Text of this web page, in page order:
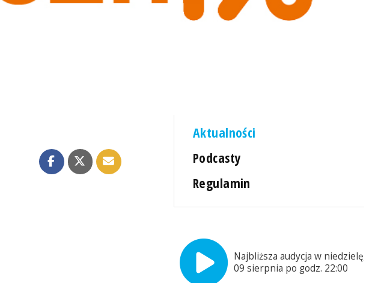
Aktualności
Podcasty
Regulamin
Najbliższa audycja w niedzielę,
09 sierpnia po godz. 22:00